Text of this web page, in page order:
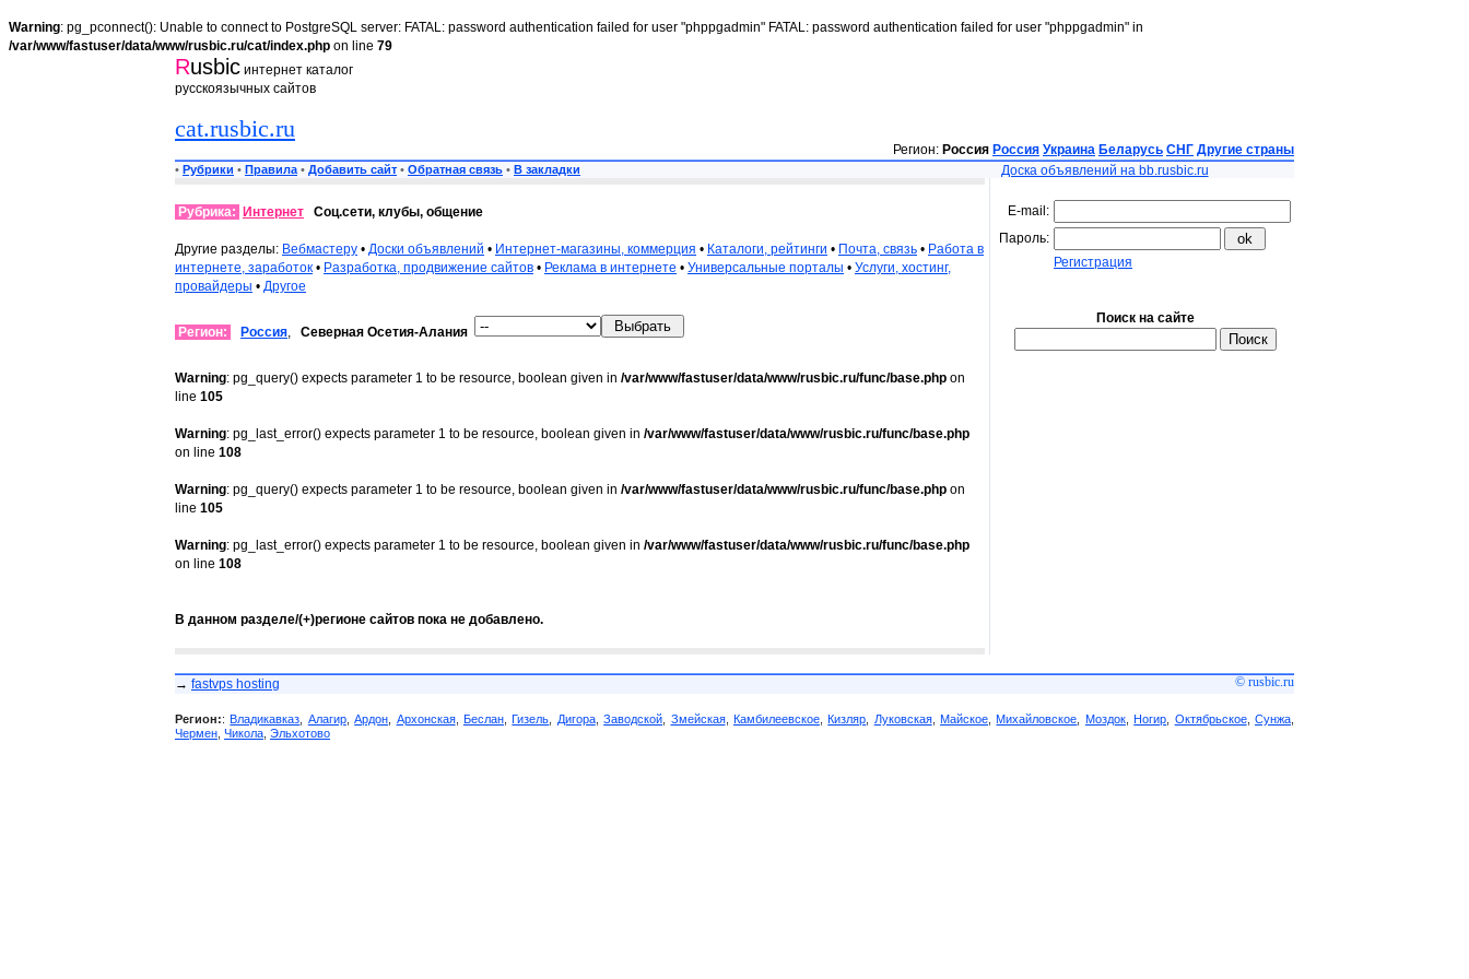
Warning: pg_pconnect(): Unable to connect to PostgreSQL server: FATAL: password authentication failed for user "phppgadmin" FATAL: password authentication failed for user "phppgadmin" in
/var/www/fastuser/data/www/rusbic.ru/cat/index.php on line 79
Rusbic интернет каталог
русскоязычных сайтов
cat.rusbic.ru
Регион: Россия Россия Украина Беларусь СНГ Другие страны
• Рубрики • Правила • Добавить сайт • Обратная связь • В закладки Доска объявлений на bb.rusbic.ru
Рубрика: Интернет Соц.сети, клубы, общение
Другие разделы: Вебмастеру • Доски объявлений • Интернет-магазины, коммерция • Каталоги, рейтинги • Почта, связь • Работа в
интернете, заработок • Разработка, продвижение сайтов • Реклама в интернете • Универсальные порталы • Услуги, хостинг,
провайдеры • Другое
Регион: Россия, Северная Осетия-Алания
Warning: pg_query() expects parameter 1 to be resource, boolean given in /var/www/fastuser/data/www/rusbic.ru/func/base.php on
line 105
Warning: pg_last_error() expects parameter 1 to be resource, boolean given in /var/www/fastuser/data/www/rusbic.ru/func/base.php
on line 108
Warning: pg_query() expects parameter 1 to be resource, boolean given in /var/www/fastuser/data/www/rusbic.ru/func/base.php on
line 105
Warning: pg_last_error() expects parameter 1 to be resource, boolean given in /var/www/fastuser/data/www/rusbic.ru/func/base.php
on line 108
В данном разделе/(+)регионе сайтов пока не добавлено.
E-mail:
Пароль:
Регистрация
Поиск на сайте
→ fastvps hosting © rusbic.ru
Регион::Владикавказ Алагир,Ардон Архонская, Беслан,Гизель Дигора,Заводской Змейская, Камбилеевское,Кизляр Луковская,Майское ,Михайловское Моздок,Ногир Октябрьское,Сунжа
Чермен Чикола Эльхотово